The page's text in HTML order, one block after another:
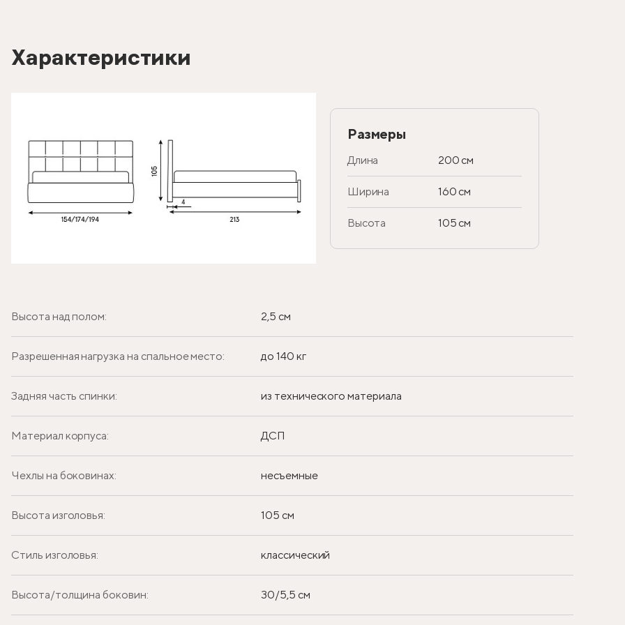
Характеристики
Размеры
Длина 200 см
Ширина 160 см
Высота 105 см
Высота над полом: 2,5 см
Разрешенная нагрузка на спальное место: до 140 кг
Задняя часть спинки: из технического материала
Материал корпуса: ДСП
Чехлы на боковинах: несъемные
Высота изголовья: 105 см
Стиль изголовья: классический
Высота/толщина боковин: 30/5,5 см